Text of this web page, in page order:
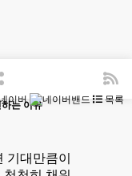
목록
는 이유
기대만큼이